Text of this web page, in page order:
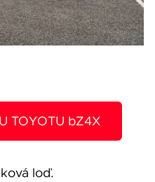
TOYOTU bZ4X
loď.